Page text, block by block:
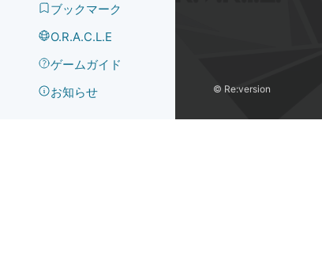
ブックマーク
O.R.A.C.L.E
ゲームガイド
お知らせ
©️ Re:version